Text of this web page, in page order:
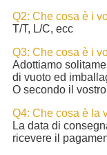
Q2: Che cosa è i
T/T, L/C, ecc
Q3: Che cosa è i
Adottiamo
di vuoto ed
O secondo il
Q4: Che cosa è la
La data di
ricevere il